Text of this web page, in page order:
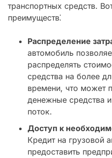
транспортных средств.
преимуществ⁚
Распределение
автомобиль
распределять
средства на более
времени, что может
денежные средства
поток.
Доступ к
Кредит на грузовой
предоставить